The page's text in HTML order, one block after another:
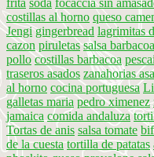
costillas al horno queso
Jengi gingerbread lagrimitas
cazon piruletas salsa barbacoa
pollo costillas barbacoa
traseros asados zanahorias
al horno cocina portuguesa
galletas maria pedro ximenez
jamaica comida andaluza
Tortas de anis salsa tomate
de la cuesta tortilla de patatas